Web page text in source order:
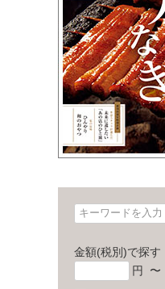
金額(税別)で探す
円
〜